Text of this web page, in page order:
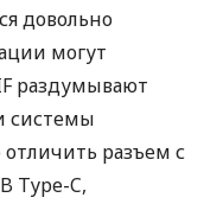
довольно
могут
раздумывают
системы
разъем с
Type-C,